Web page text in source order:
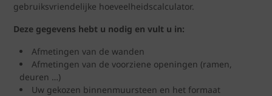
gebruiksvriendelijke hoeveelheidscalculator.
Deze gegevens hebt u nodig en vult u in:
Afmetingen van de wanden
Afmetingen van de voorziene openingen (ramen,
deuren …)
Uw gekozen binnenmuursteen en het formaat